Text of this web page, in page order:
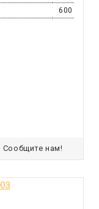
600
Сообщите нам!